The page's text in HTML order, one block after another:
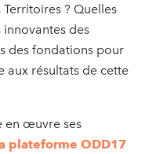
? Quelles
des
des fondations pour
aux résultats de cette
en œuvre ses
plateforme ODD17